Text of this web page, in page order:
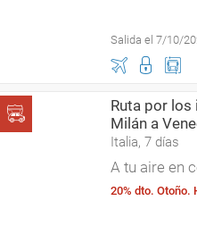
Salida el 7/10/
Ruta por
Milán a
Italia, 7 días
A tu aire en
20% dto. Otoño.